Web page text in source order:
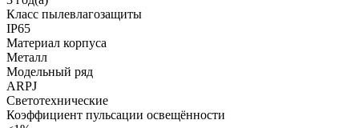
Класс пылевлагозащиты
IP65
Материал корпуса
Металл
Модельный ряд
ARPJ
Светотехнические
Коэффициент пульсации освещённости